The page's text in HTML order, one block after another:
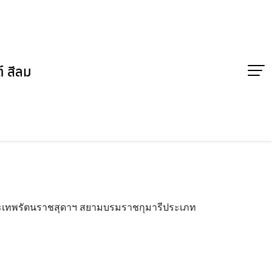
สีลม
เทพรัตนราชสุดาฯ สยามบรมราชกุมารีประเภท